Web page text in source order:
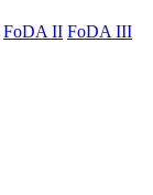
FoDA II FoDA III